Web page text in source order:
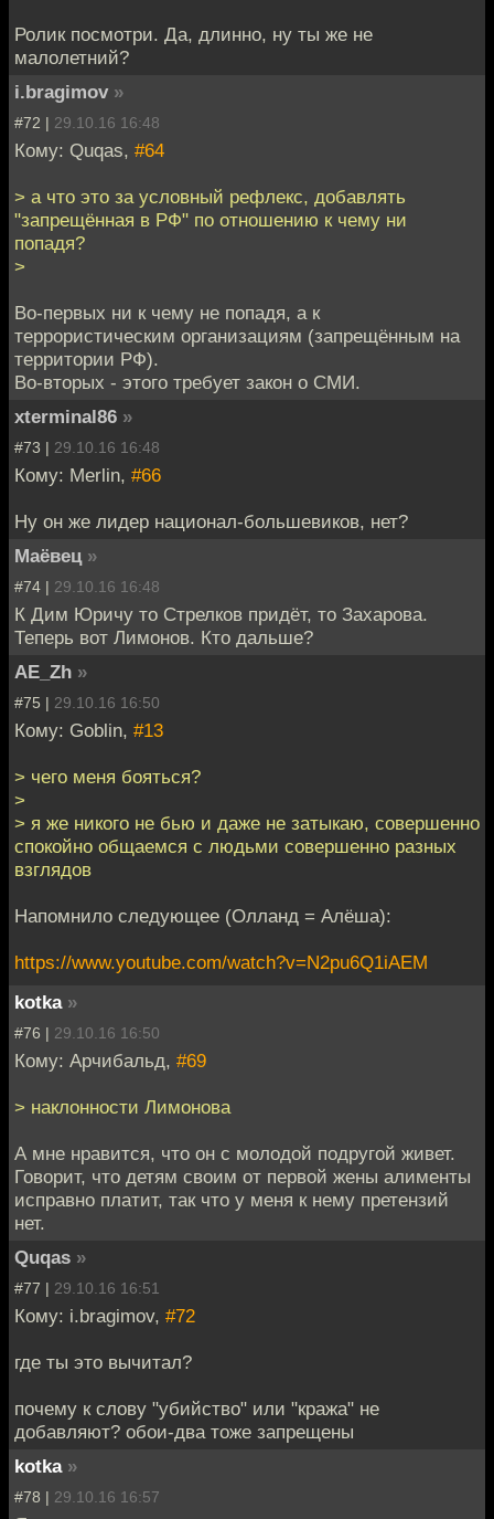
Ролик посмотри. Да, длинно, ну ты же не
малолетний?
i.bragimov »
#72 | 29.10.16 16:48
Кому: Quqas, #64
> а что это за условный рефлекс, добавлять
"запрещённая в РФ" по отношению к чему ни
попадя?
>
Во-первых ни к чему не попадя, а к
террористическим организациям (запрещённым на
территории РФ).
Во-вторых - этого требует закон о СМИ.
xterminal86 »
#73 | 29.10.16 16:48
Кому: Merlin, #66
Ну он же лидер национал-большевиков, нет?
Маёвец »
#74 | 29.10.16 16:48
К Дим Юричу то Стрелков придёт, то Захарова.
Теперь вот Лимонов. Кто дальше?
AE_Zh »
#75 | 29.10.16 16:50
Кому: Goblin, #13
> чего меня бояться?
>
> я же никого не бью и даже не затыкаю, совершенно
спокойно общаемся с людьми совершенно разных
взглядов
Напомнило следующее (Олланд = Алёша):
https://www.youtube.com/watch?v=N2pu6Q1iAEM
kotka »
#76 | 29.10.16 16:50
Кому: Арчибальд, #69
> наклонности Лимонова
А мне нравится, что он с молодой подругой живет.
Говорит, что детям своим от первой жены алименты
исправно платит, так что у меня к нему претензий
нет.
Quqas »
#77 | 29.10.16 16:51
Кому: i.bragimov, #72
где ты это вычитал?
почему к слову "убийство" или "кража" не
добавляют? обои-два тоже запрещены
kotka »
#78 | 29.10.16 16:57